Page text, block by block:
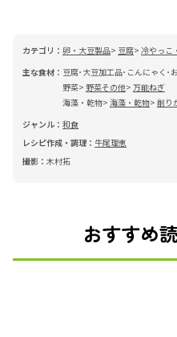
カテゴリ： 卵・大豆製品 豆腐 冷やっこ
主な食材： 豆腐･大豆加工品･こんにゃく･
野菜
野菜その他 万能ねぎ
海藻・乾物 海藻・乾物 削り
ジャンル： 和食
レシピ作成・調理： 牛尾理恵
撮影： 木村拓
おすすめ